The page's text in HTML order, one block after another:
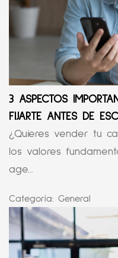
3 ASPECTOS
FIJARTE ANTES DE
¿Quieres vender tu
los valores
age...
Categoría: General